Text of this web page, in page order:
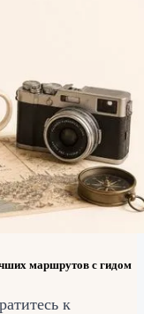
маршрутов с гидом
к